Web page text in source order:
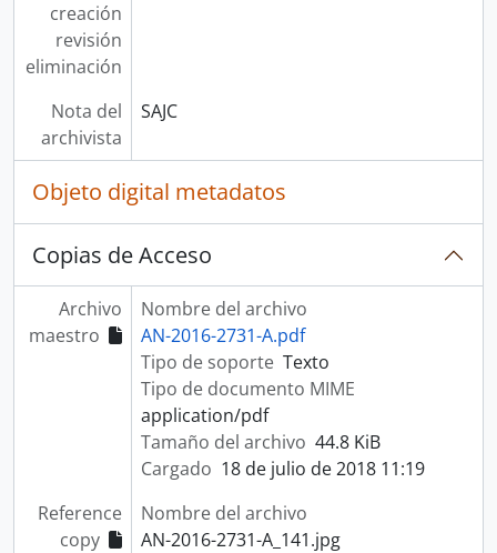
creación
revisión
eliminación
Nota del
archivista
SAJC
Objeto digital metadatos
Copias de Acceso
Archivo
maestro
Nombre del archivo
AN-2016-2731-A.pdf
Tipo de soporte Texto
Tipo de documento MIME
application/pdf
Tamaño del archivo 44.8 KiB
Cargado 18 de julio de 2018 11:19
Reference
copy
Nombre del archivo
AN-2016-2731-A_141.jpg